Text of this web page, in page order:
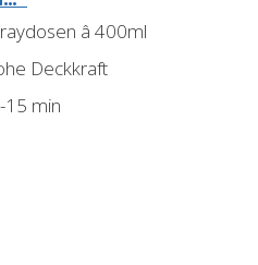
â 400ml
Deckkraft
15 min